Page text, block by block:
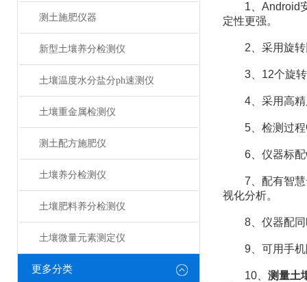
测土施肥仪器
新型土壤养分检测仪
土壤温度水分盐分ph速测仪
土壤重金属检测仪
测土配方施肥仪
土壤养分检测仪
土壤肥料养分检测仪​
土壤微量元素测定仪
更多分类
1、Android安
定性更强。
2、采用旋转
3、12个旋转
4、采用高精
5、检测过程中
6、仪器标配
7、配有智慧云
视化分析。
8、仪器配同时
9、可用手机
10、 测量土